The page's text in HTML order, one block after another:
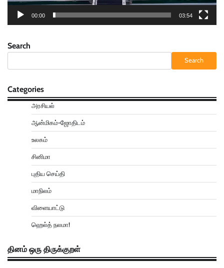
00:00 03:54
Search
Search
Categories
அரசியல்
ஆன்மிகம்-ஜோதிடம்
உலகம்
சினிமா
புதிய செய்தி
மாநிலம்
விளையாட்டு
ஹெல்த் நலமா!
தினம் ஒரு திருக்குறள்